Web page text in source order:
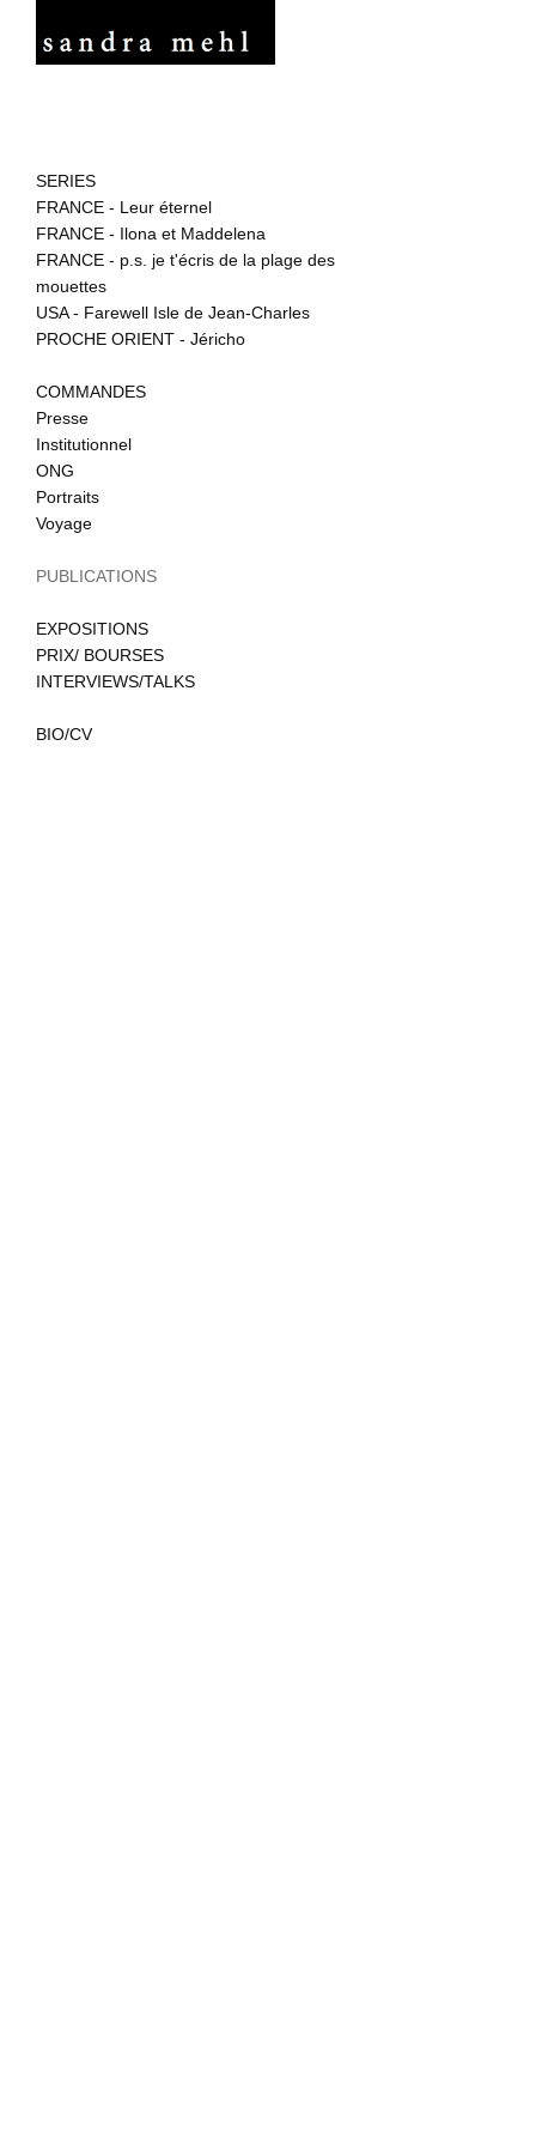
SERIES
FRANCE - Leur éternel
FRANCE - Ilona et Maddelena
FRANCE - p.s. je t'écris de la plage des
mouettes
USA - Farewell Isle de Jean-Charles
PROCHE ORIENT - Jéricho
COMMANDES
Presse
Institutionnel
ONG
Portraits
Voyage
PUBLICATIONS
EXPOSITIONS
PRIX/ BOURSES
INTERVIEWS/TALKS
BIO/CV